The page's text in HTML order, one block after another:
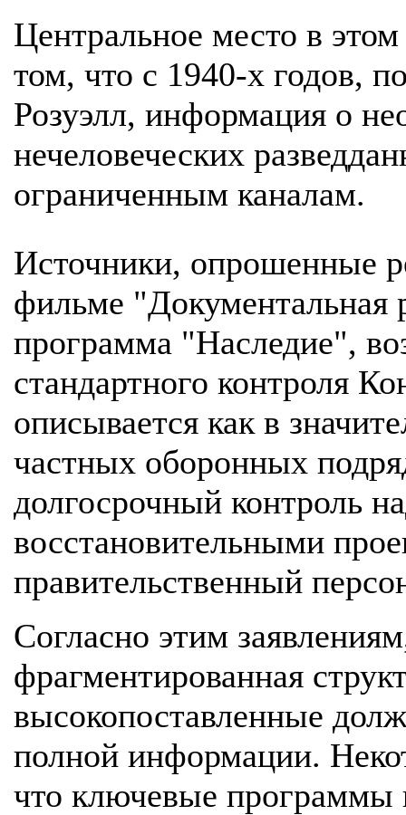
Центральное место в
том, что с 1940-х годов,
Розуэлл, информация о
нечеловеческих
ограниченным каналам.
Источники, опрошенные
фильме "Документальная
программа "Наследие",
стандартного контроля
описывается как в
частных оборонных
долгосрочный контроль
восстановительными
правительственный
Согласно этим
фрагментированная
высокопоставленные
полной информации.
что ключевые программы